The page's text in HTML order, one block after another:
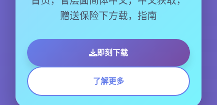
赠送保险下方载，指南
即刻下载
了解更多